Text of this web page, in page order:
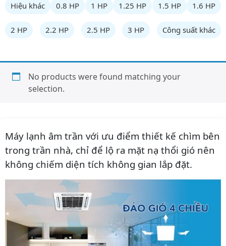
Hiệu khác 0.8 HP 1 HP 1.25 HP 1.5 HP 1.6 HP
2 HP 2.2 HP 2.5 HP 3 HP Công suất khác
No products were found matching your
selection.
Máy lạnh âm trần với ưu điểm thiết kế chìm bên
trong trần nhà, chỉ để lộ ra mặt nạ thổi gió nên
không chiếm diện tích không gian lắp đặt.